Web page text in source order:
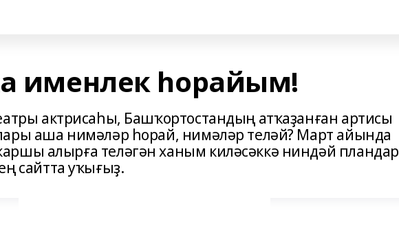
именлек һорайым!
актрисаһы, Башҡортостандың атҡаҙанған артисы
аша нимәләр һорай, нимәләр теләй? Март айында
алырға теләгән ханым киләсәккә ниндәй пландар
сайтта уҡығыҙ.